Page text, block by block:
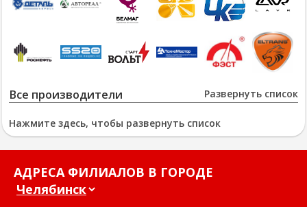
Развернуть список
Все производители
Нажмите здесь, чтобы развернуть список
АДРЕСА ФИЛИАЛОВ В ГОРОДЕ